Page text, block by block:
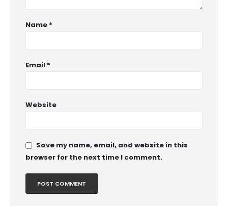
Name *
Email *
Website
Save my name, email, and website in this
browser for the next time I comment.